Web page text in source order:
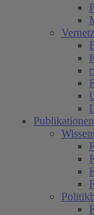
Publikationen